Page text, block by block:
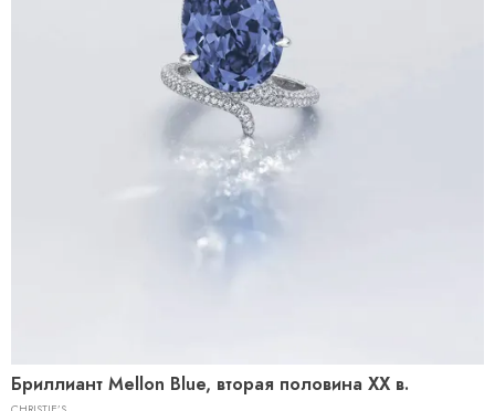
Бриллиант Mellon Blue, вторая половина ХХ в.